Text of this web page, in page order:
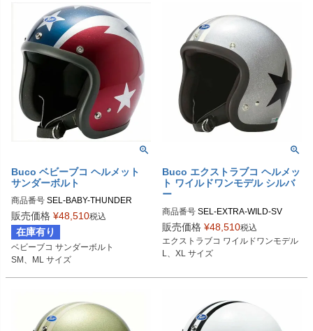
Buco（ブコ）
Buco（ブコ）
Buco ベビーブコ ヘルメット
サンダーボルト
商品番号 SEL-BABY-THUNDER
SMサイズ商品コード：0107BBCTB
20223
MLサイズ商品コード：0107BBCTB2
0224
販売価格 ¥48,510税込
在庫有り
ベビーブコ サンダーボルト
SM、ML サイズ
Buco エクストラブコ ヘルメッ
ト ワイルドワンモデル シルバ
ー
商品番号 SEL-EXTRA-WILD-SV
Lサイズ商品コード：0107EBCAWO
5
販売価格 ¥48,510税込
エクストラブコ ワイルドワンモデル
L、XL サイズ